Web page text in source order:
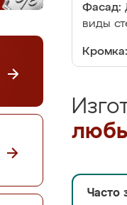
Фасад:
виды
Кромка:
Часто